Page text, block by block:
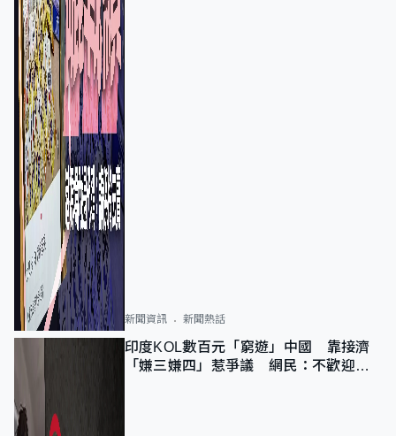
新聞資訊 新聞熱話
印度KOL數百元「窮遊」中國 靠接濟
「嫌三嫌四」惹爭議 網民：不歡迎劣